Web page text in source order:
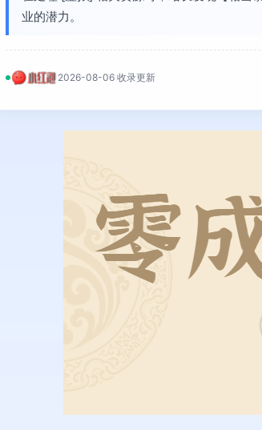
业的潜力。
2026-08-06 收录更新